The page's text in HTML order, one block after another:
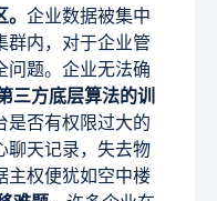
企业数据被集中
群内，对于企业管
问题。企业无法确
三方底层算法的训
是否有权限过大的
聊天记录，失去物
主权便犹如空中楼